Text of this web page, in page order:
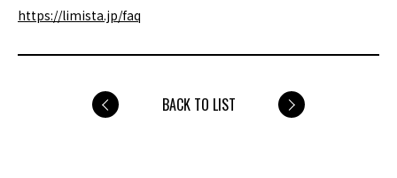
https://limista.jp/faq
BACK TO LIST